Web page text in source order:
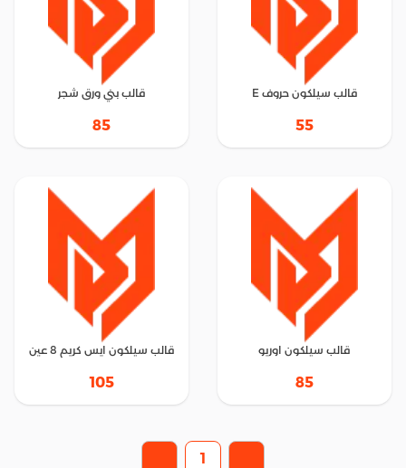
قالب سيلكون حروف E
55
قالب بني ورق شجر
85
قالب سيلكون اوريو
85
قالب سيلكون ايس كريم 8 عين
105
1